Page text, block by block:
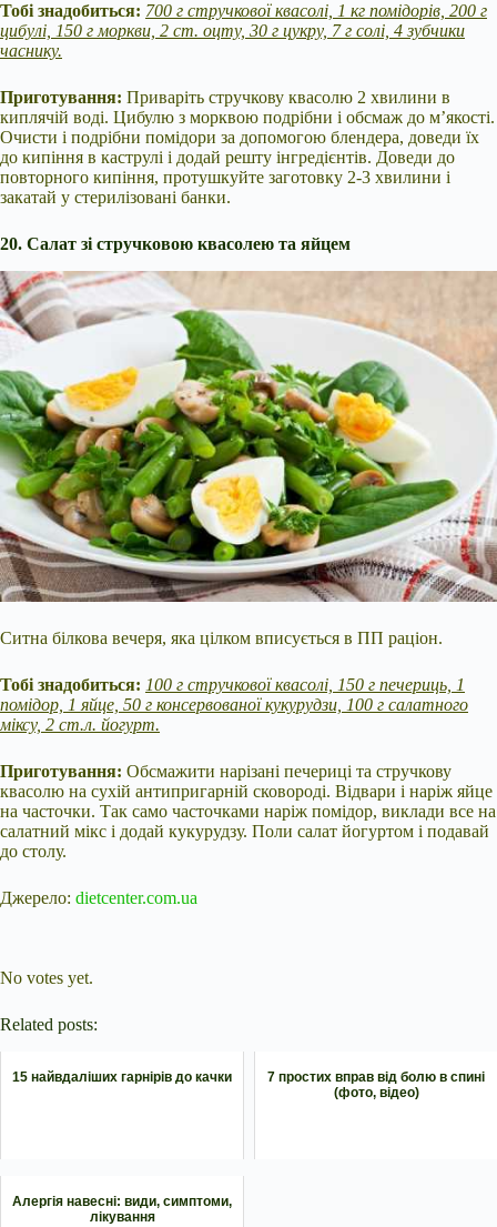
Тобі знадобиться: 700 г стручкової квасолі, 1 кг помідорів, 200 г
цибулі, 150 г моркви, 2 ст. оцту, 30 г цукру, 7 г солі, 4 зубчики
часнику.
Приготування: Приваріть стручкову квасолю 2 хвилини в
киплячій воді. Цибулю з морквою подрібни і обсмаж до м’якості.
Очисти і подрібни помідори за допомогою блендера, доведи їх
до кипіння в каструлі і додай решту інгредієнтів. Доведи до
повторного кипіння, протушкуйте заготовку 2-3 хвилини і
закатай у стерилізовані банки.
20. Салат зі стручковою квасолею та яйцем
Ситна білкова вечеря, яка цілком вписується в ПП раціон.
Тобі знадобиться: 100 г стручкової квасолі, 150 г печериць, 1
помідор, 1 яйце, 50 г консервованої кукурудзи, 100 г салатного
міксу, 2 ст.л. йогурт.
Приготування: Обсмажити нарізані печериці та стручкову
квасолю на сухій антипригарній сковороді. Відвари і наріж яйце
на часточки. Так само часточками наріж помідор, виклади все на
салатний мікс і додай кукурудзу. Поли салат йогуртом і подавай
до столу.
Джерело: dietcenter.com.ua
No votes yet.
Related posts:
15 найвдаліших гарнірів до качки
7 простих вправ від болю в спині
(фото, відео)
Алергія навесні: види, симптоми,
лікування